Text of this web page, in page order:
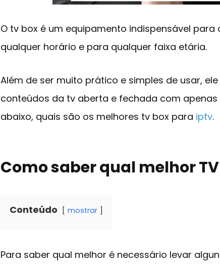
O tv box é um equipamento indispensável
qualquer horário e para qualquer faixa etária.
Além de ser muito prático e simples de usar,
conteúdos da tv aberta e fechada com apenas
abaixo, quais são os melhores tv box para iptv.
Como saber qual melhor TV
Conteúdo mostrar
Para saber qual melhor é necessário levar